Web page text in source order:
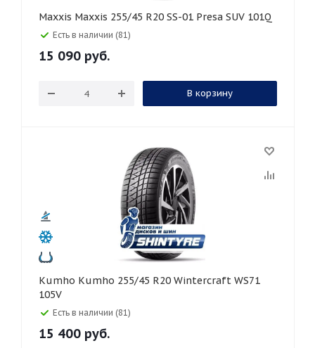
Maxxis Maxxis 255/45 R20 SS-01 Presa SUV 101Q
Есть в наличии (81)
15 090 руб.
В корзину
Kumho Kumho 255/45 R20 Wintercraft WS71
105V
Есть в наличии (81)
15 400 руб.